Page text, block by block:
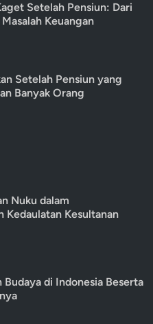
Setelah Pensiun: Dari
Keuangan
Setelah Pensiun yang
Banyak Orang
Nuku dalam
Kedaulatan Kesultanan
Budaya di Indonesia Beserta